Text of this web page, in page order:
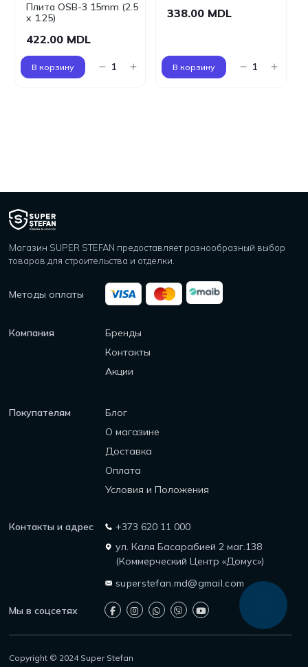
Плита OSB-3 15mm (2.5
x 1.25)
422.00 MDL
В корзину
338.00 MDL
В корзину
Магазин SUPER STEFAN предоставляет разнообразный выбор
товаров для строительства и отделки.
Методы оплаты
Компания
Бренды
Контакты
Акции
Покупателям
Блог
О магазине
Доставка
Оплата
Условия и Положения
Контакты и адрес
+373 620 11 000
ул. Каля Басарабией 2 маг.138
(Коммерческий Центр «Домус»)
superstefan.md@gmail.com
Мы в соцсетях
Copyright © 2024 Super Stefan